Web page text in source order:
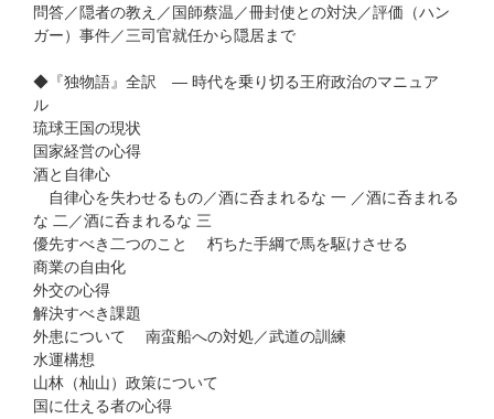
問答／隠者の教え／国師蔡温／冊封使との対決／評価（ハン
ガー）事件／三司官就任から隠居まで
◆『独物語』全訳 ― 時代を乗り切る王府政治のマニュア
ル
琉球王国の現状
国家経営の心得
酒と自律心
自律心を失わせるもの／酒に呑まれるな 一 ／酒に呑まれる
な 二／酒に呑まれるな 三
優先すべき二つのこと 朽ちた手綱で馬を駆けさせる
商業の自由化
外交の心得
解決すべき課題
外患について 南蛮船への対処／武道の訓練
水運構想
山林（杣山）政策について
国に仕える者の心得